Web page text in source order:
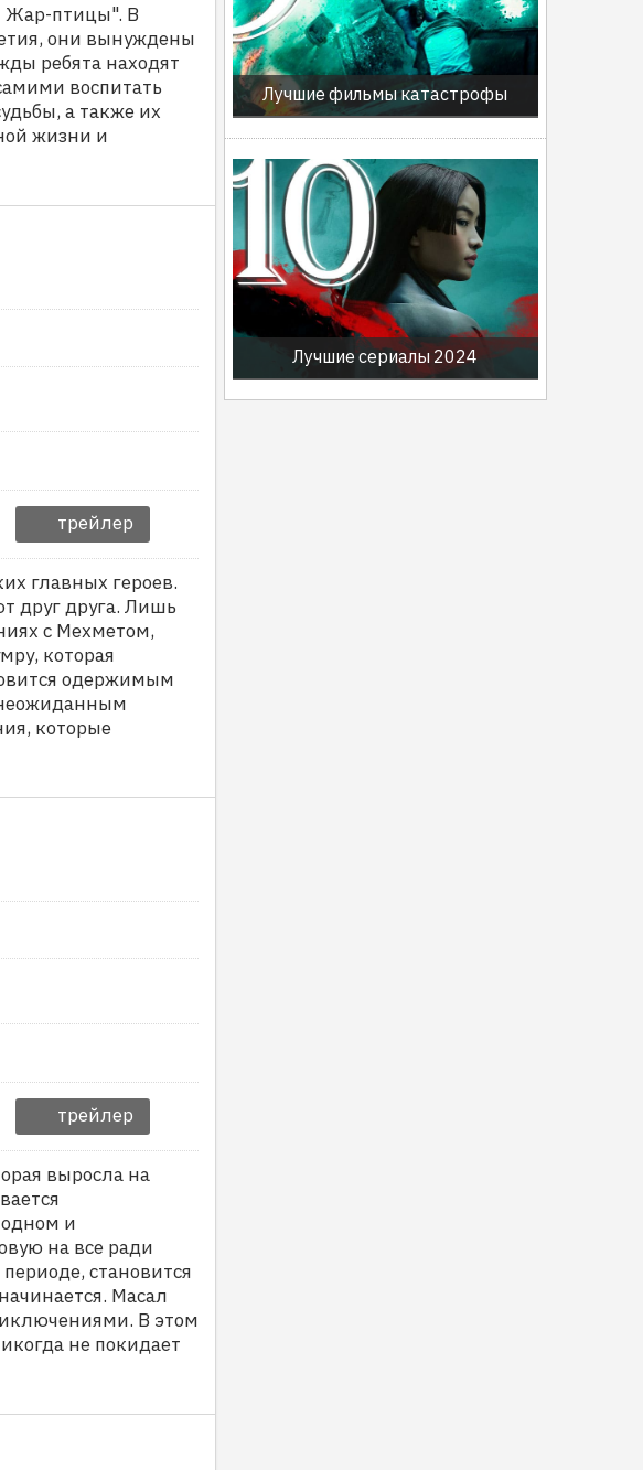
Жар-птицы". В
они вынуждены
ребята находят
воспитать
а также их
жизни и
трейлер
главных героев.
друг друга. Лишь
с Мехметом,
которая
одержимым
неожиданным
которые
трейлер
выросла на
и
на все ради
становится
Масал
В этом
не покидает
Лучшие фильмы катастрофы
Лучшие сериалы 2024